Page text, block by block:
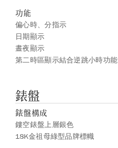
功能
偏心時、分指示
日期顯示
晝夜顯示
第二時區顯示結合逆跳小時功能
錶盤
錶盤構成
鏤空錶盤上層銀色
18K金祖母綠型品牌標幟